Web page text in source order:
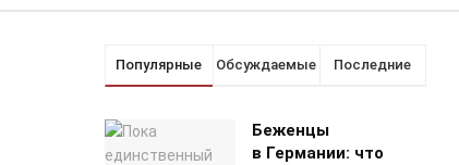
Популярные Обсуждаемые Последние
Беженцы
в Германии: что